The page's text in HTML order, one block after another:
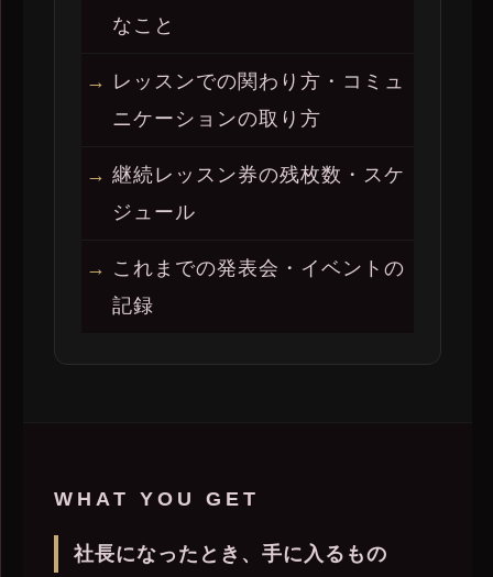
なこと
レッスンでの関わり方・コミュ
ニケーションの取り方
継続レッスン券の残枚数・スケ
ジュール
これまでの発表会・イベントの
記録
WHAT YOU GET
社長になったとき、手に入るもの